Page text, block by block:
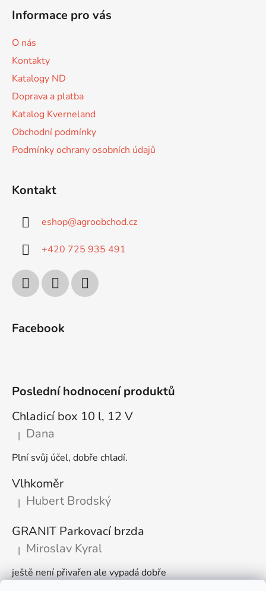
Informace pro vás
O nás
Kontakty
Katalogy ND
Doprava a platba
Katalog Kverneland
Obchodní podmínky
Podmínky ochrany osobních údajů
Kontakt
eshop@agroobchod.cz
+420 725 935 491
Facebook
Poslední hodnocení produktů
Chladicí box 10 l, 12 V
Hodnocení produktu je 5 z 5 hvězdiček.
| Dana
Plní svůj účel, dobře chladí.
Vlhkoměr
Hodnocení produktu je 5 z 5 hvězdiček.
| Hubert Brodský
GRANIT Parkovací brzda
Hodnocení produktu je 5 z 5 hvězdiček.
| Miroslav Kyral
ještě není přivařen ale vypadá dobře